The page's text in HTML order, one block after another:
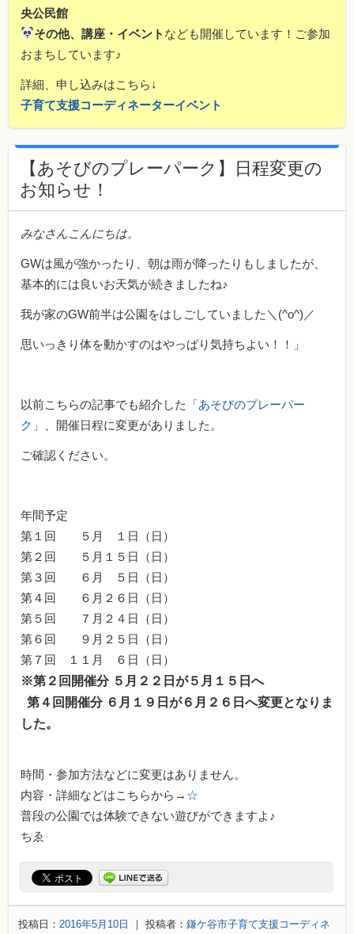
央公民館
その他、講座・イベント なども開催しています！ご参加
おまちしています♪
詳細、申し込みはこちら↓
子育て支援コーディネーターイベント
【あそびのプレーパーク】日程変更の
お知らせ！
みなさんこんにちは。
GWは風が強かったり、朝は雨が降ったりもしましたが、
基本的には良いお天気が続きましたね♪
我が家のGW前半は公園をはしごしていました＼(^o^)／
思いっきり体を動かすのはやっぱり気持ちよい！！」
以前こちらの記事でも紹介した
「あそびのプレーパー
ク」
、開催日程に変更がありました。
ご確認ください。
年間予定
第１回 ５月 １日（日）
第２回 ５月１５日（日）
第３回 ６月 ５日（日）
第４回 ６月２６日（日）
第５回 ７月２４日（日）
第６回 ９月２５日（日）
第７回 １１月 ６日（日）
※第２回開催分 ５月２２日が５月１５日へ
第４回開催分 ６月１９日が６月２６日へ変更となりま
した。
時間・参加方法などに変更はありません。
内容・詳細などはこちらから→ ☆
普段の公園では体験できない遊びができますよ♪
ちゑ
投稿日： 2016年5月10日 ｜ 投稿者： 鎌ケ谷市子育て支援コーディネ